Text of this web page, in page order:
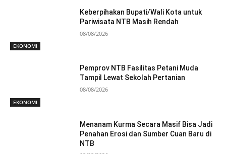
EKONOMI
Keberpihakan Bupati/Wali Kota untuk
Pariwisata NTB Masih Rendah
08/08/2026
EKONOMI
Pemprov NTB Fasilitas Petani Muda
Tampil Lewat Sekolah Pertanian
08/08/2026
Menanam Kurma Secara Masif Bisa Jadi
Penahan Erosi dan Sumber Cuan Baru di
NTB